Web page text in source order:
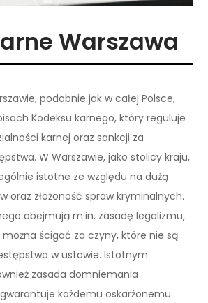
Warszawa
podobnie jak w całej Polsce,
Kodeksu karnego, który reguluje
karnej oraz sankcji za
W Warszawie, jako stolicy kraju,
istotne ze względu na dużą
oraz złożoność spraw kryminalnych.
obejmują m.in. zasadę legalizmu,
ścigać za czyny, które nie są
w ustawie. Istotnym
zasada domniemania
każdemu oskarżonemu